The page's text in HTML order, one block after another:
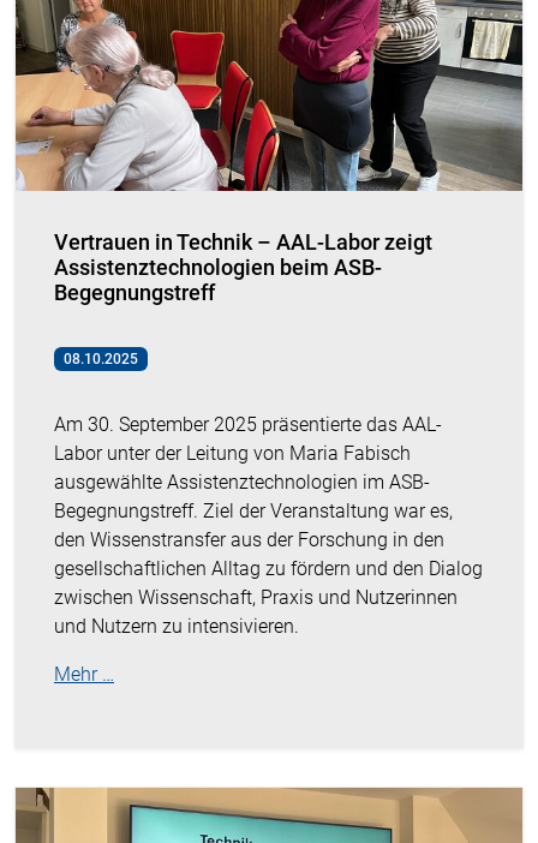
Vertrauen in Technik – AAL-Labor zeigt
Assistenztechnologien beim ASB-
Begegnungstreff
08.10.2025
Am 30. September 2025 präsentierte das AAL-
Labor unter der Leitung von Maria Fabisch
ausgewählte Assistenztechnologien im ASB-
Begegnungstreff. Ziel der Veranstaltung war es,
den Wissenstransfer aus der Forschung in den
gesellschaftlichen Alltag zu fördern und den Dialog
zwischen Wissenschaft, Praxis und Nutzerinnen
und Nutzern zu intensivieren.
Mehr …